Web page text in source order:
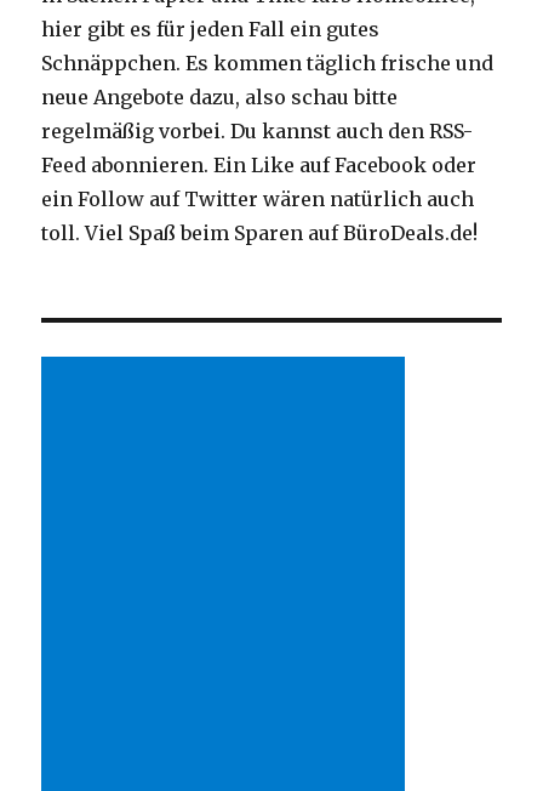
hier gibt es für jeden Fall ein gutes
Schnäppchen. Es kommen täglich frische und
neue Angebote dazu, also schau bitte
regelmäßig vorbei. Du kannst auch den RSS-
Feed abonnieren. Ein Like auf Facebook oder
ein Follow auf Twitter wären natürlich auch
toll. Viel Spaß beim Sparen auf BüroDeals.de!